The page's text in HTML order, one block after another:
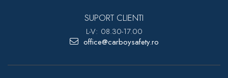
SUPORT CLIENTI
L-V: 08.30-17.00
office@carboysafety.ro